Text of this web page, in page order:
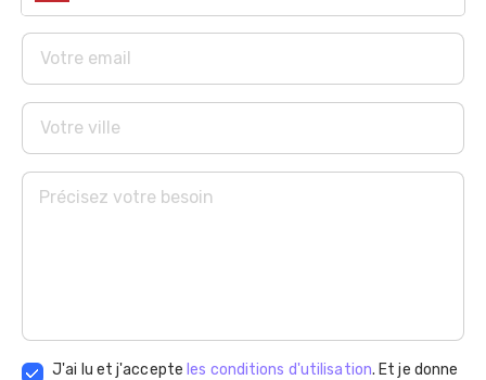
J'ai lu et j'accepte les conditions d'utilisation. Et je donne